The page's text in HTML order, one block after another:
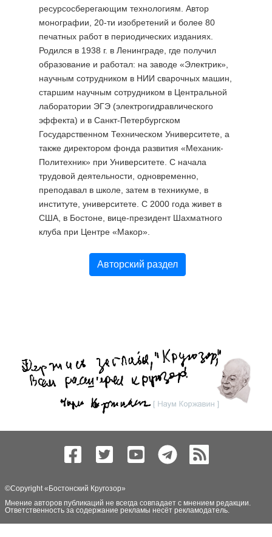
ресурсосберегающим технологиям. Автор
монографии, 20-ти изобретений и более 80
печатных работ в периодических изданиях.
Родился в 1938 г. в Ленинграде, где получил
образование и работал: на заводе «Электрик»,
научным сотрудником в НИИ сварочных машин,
старшим научным сотрудником в Центральной
лаборатории ЭГЭ (электрогидравлического
эффекта) и в Санкт-Петербургском
Государственном Техническом Университете, а
также директором фонда развития «Механик-
Политехник» при Университете. С начала
трудовой деятельности, одновременно,
преподавал в школе, затем в техникуме, в
институте, университете. С 2000 года живет в
США, в Бостоне, вице-президент Шахматного
клуба при Центре «Макор».
Авторский раздел
©Copyright « Бостонский Кругозор»
Мнение авторов публикаций не всегда совпадает с мнением редакции.
Ответственность за содержание рекламы несёт рекламодатель.